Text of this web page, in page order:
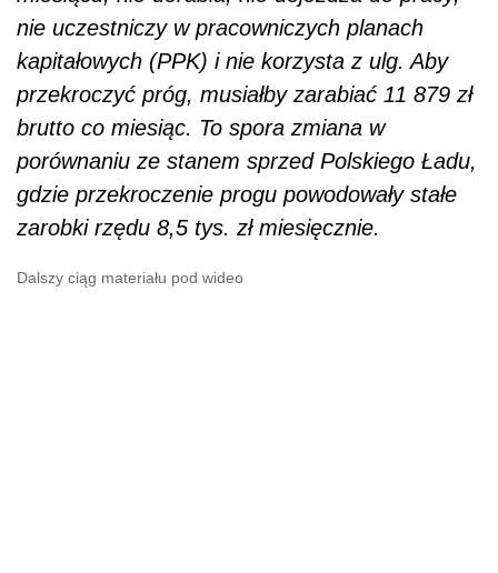
nie uczestniczy w pracowniczych planach
kapitałowych (PPK) i nie korzysta z ulg. Aby
przekroczyć próg, musiałby zarabiać 11 879 zł
brutto co miesiąc. To spora zmiana w
porównaniu ze stanem sprzed Polskiego Ładu,
gdzie przekroczenie progu powodowały stałe
zarobki rzędu 8,5 tys. zł miesięcznie.
Dalszy ciąg materiału pod wideo